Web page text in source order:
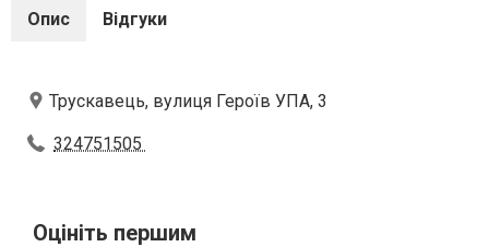
Опис Відгуки
Трускавець, вулиця Героїв УПА, 3
324751505
Оцініть першим